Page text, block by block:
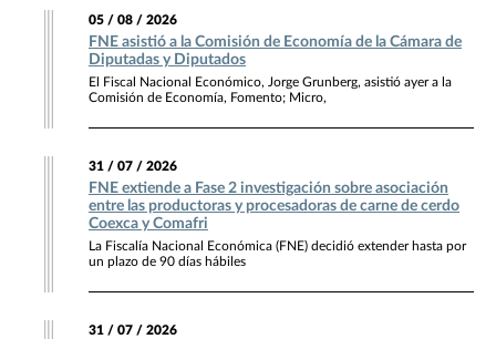
05 / 08 / 2026
FNE asistió a la Comisión de Economía de la Cámara de
Diputadas y Diputados
El Fiscal Nacional Económico, Jorge Grunberg, asistió ayer a la
Comisión de Economía, Fomento; Micro,
31 / 07 / 2026
FNE extiende a Fase 2 investigación sobre asociación
entre las productoras y procesadoras de carne de cerdo
Coexca y Comafri
La Fiscalía Nacional Económica (FNE) decidió extender hasta por
un plazo de 90 días hábiles
31 / 07 / 2026